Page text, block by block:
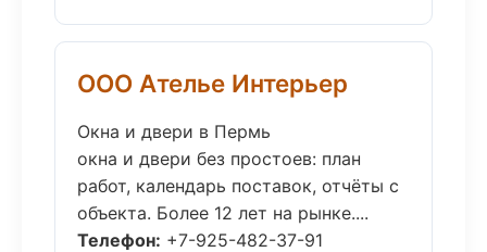
ООО Ателье Интерьер
Окна и двери в Пермь
окна и двери без простоев: план
работ, календарь поставок, отчёты с
объекта. Более 12 лет на рынке....
Телефон: +7-925-482-37-91